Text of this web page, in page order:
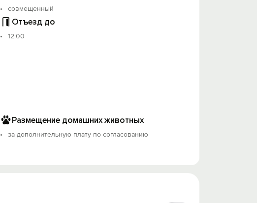
совмещенный
Отъезд до
12:00
Размещение домашних животных
за дополнительную плату по согласованию